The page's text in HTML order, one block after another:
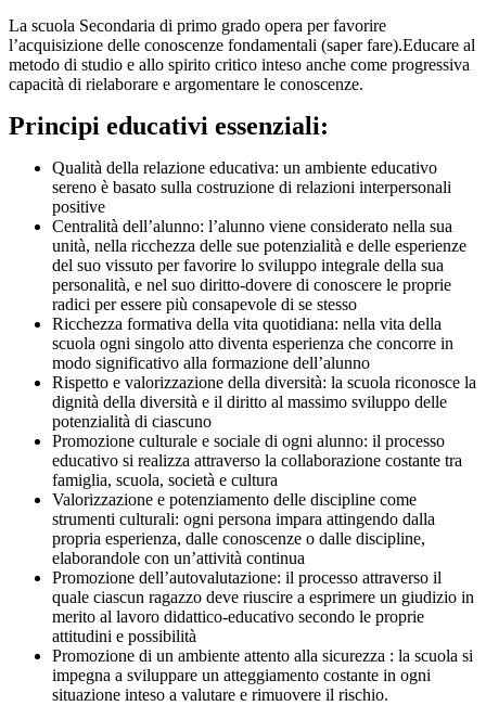
La scuola Secondaria di primo grado opera per favorire
l’acquisizione delle conoscenze fondamentali (saper fare).Educare al
metodo di studio e allo spirito critico inteso anche come progressiva
capacità di rielaborare e argomentare le conoscenze.
Principi educativi essenziali:
Qualità della relazione educativa: un ambiente educativo
sereno è basato sulla costruzione di relazioni interpersonali
positive
Centralità dell’alunno: l’alunno viene considerato nella sua
unità, nella ricchezza delle sue potenzialità e delle esperienze
del suo vissuto per favorire lo sviluppo integrale della sua
personalità, e nel suo diritto-dovere di conoscere le proprie
radici per essere più consapevole di se stesso
Ricchezza formativa della vita quotidiana: nella vita della
scuola ogni singolo atto diventa esperienza che concorre in
modo significativo alla formazione dell’alunno
Rispetto e valorizzazione della diversità: la scuola riconosce la
dignità della diversità e il diritto al massimo sviluppo delle
potenzialità di ciascuno
Promozione culturale e sociale di ogni alunno: il processo
educativo si realizza attraverso la collaborazione costante tra
famiglia, scuola, società e cultura
Valorizzazione e potenziamento delle discipline come
strumenti culturali: ogni persona impara attingendo dalla
propria esperienza, dalle conoscenze o dalle discipline,
elaborandole con un’attività continua
Promozione dell’autovalutazione: il processo attraverso il
quale ciascun ragazzo deve riuscire a esprimere un giudizio in
merito al lavoro didattico-educativo secondo le proprie
attitudini e possibilità
Promozione di un ambiente attento alla sicurezza : la scuola si
impegna a sviluppare un atteggiamento costante in ogni
situazione inteso a valutare e rimuovere il rischio.